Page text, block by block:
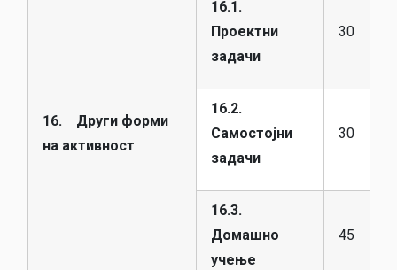
16. Други форми
на активност
16.1.
Проектни
задачи
30
16.2.
Самостојни
задачи
30
16.3.
Домашно
учење
45